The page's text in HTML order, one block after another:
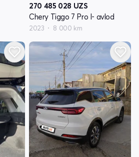
270 485 028 UZS
Chery Tiggo 7 Pro I- avlod
2023 8 000 km